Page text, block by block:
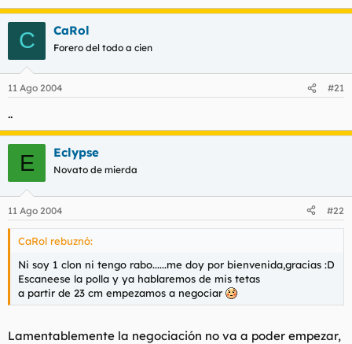
C CaRol
Forero del todo a cien
11 Ago 2004 #21
..
E Eclypse
Novato de mierda
11 Ago 2004 #22
CaRol rebuznó:
Ni soy 1 clon ni tengo rabo......me doy por bienvenida,gracias :D
Escaneese la polla y ya hablaremos de mis tetas
a partir de 23 cm empezamos a negociar
Lamentablemente la negociación no va a poder empezar,